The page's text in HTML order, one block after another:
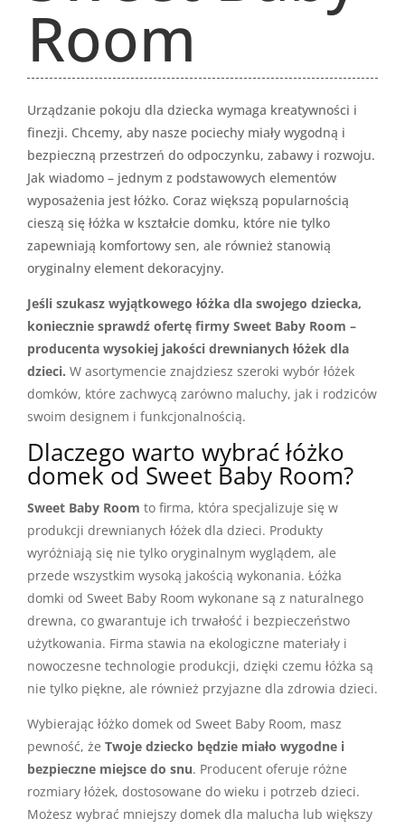
Room
Urządzanie pokoju dla dziecka wymaga kreatywności i
finezji. Chcemy, aby nasze pociechy miały wygodną i
bezpieczną przestrzeń do odpoczynku, zabawy i rozwoju.
Jak wiadomo – jednym z podstawowych elementów
wyposażenia jest łóżko. Coraz większą popularnością
cieszą się łóżka w kształcie domku, które nie tylko
zapewniają komfortowy sen, ale również stanowią
oryginalny element dekoracyjny.
Jeśli szukasz wyjątkowego łóżka dla swojego dziecka,
koniecznie sprawdź ofertę firmy Sweet Baby Room –
producenta wysokiej jakości drewnianych łóżek dla
dzieci. W asortymencie znajdziesz szeroki wybór łóżek
domków, które zachwycą zarówno maluchy, jak i rodziców
swoim designem i funkcjonalnością.
Dlaczego warto wybrać łóżko
domek od Sweet Baby Room?
Sweet Baby Room to firma, która specjalizuje się w
produkcji drewnianych łóżek dla dzieci. Produkty
wyróżniają się nie tylko oryginalnym wyglądem, ale
przede wszystkim wysoką jakością wykonania. Łóżka
domki od Sweet Baby Room wykonane są z naturalnego
drewna, co gwarantuje ich trwałość i bezpieczeństwo
użytkowania. Firma stawia na ekologiczne materiały i
nowoczesne technologie produkcji, dzięki czemu łóżka są
nie tylko piękne, ale również przyjazne dla zdrowia dzieci.
Wybierając łóżko domek od Sweet Baby Room, masz
pewność, że Twoje dziecko będzie miało wygodne i
bezpieczne miejsce do snu. Producent oferuje różne
rozmiary łóżek, dostosowane do wieku i potrzeb dzieci.
Możesz wybrać mniejszy domek dla malucha lub większy